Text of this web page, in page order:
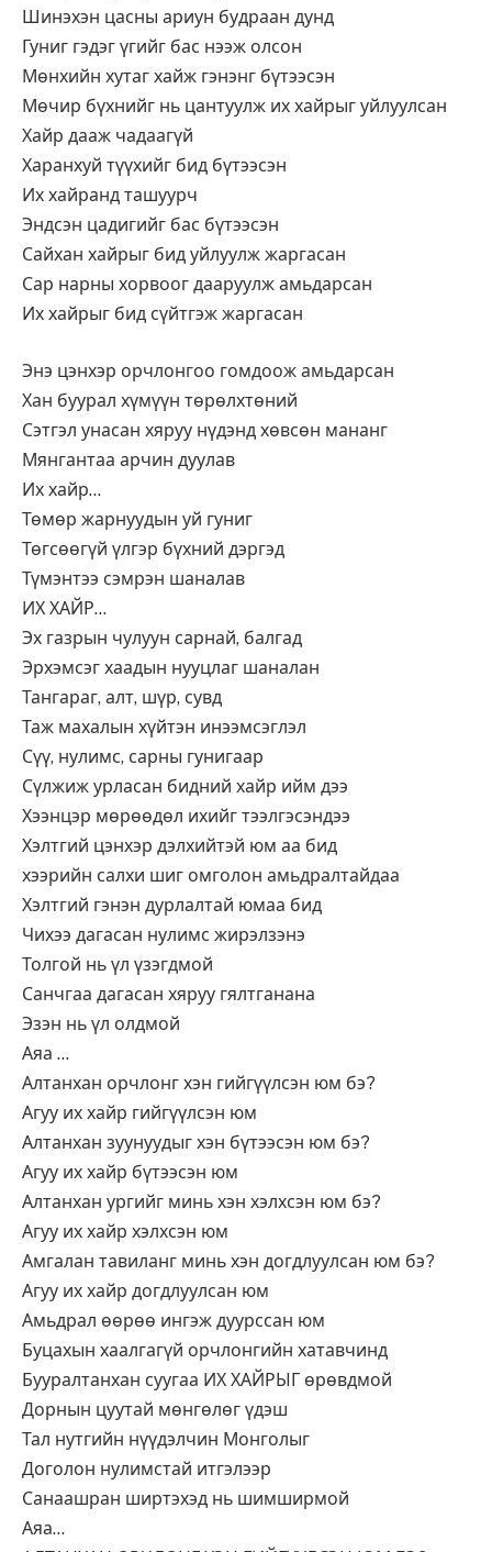
Шинэхэн цасны ариун будраан дунд
Гуниг гэдэг үгийг бас нээж олсон
Мөнхийн хутаг хайж гэнэнг бүтээсэн
Мөчир бүхнийг нь цантуулж их хайрыг уйлуулсан
Хайр дааж чадаагүй
Харанхуй түүхийг бид бүтээсэн
Их хайранд ташуурч
Эндсэн цадигийг бас бүтээсэн
Сайхан хайрыг бид уйлуулж жаргасан
Сар нарны хорвоог дааруулж амьдарсан
Их хайрыг бид сүйтгэж жаргасан
Энэ цэнхэр орчлонгоо гомдоож амьдарсан
Хан буурал хүмүүн төрөлхтөний
Сэтгэл унасан хяруу нүдэнд хөвсөн мананг
Мянгантаа арчин дуулав
Их хайр…
Төмөр жарнуудын уй гуниг
Төгсөөгүй үлгэр бүхний дэргэд
Түмэнтээ сэмрэн шаналав
ИХ ХАЙР…
Эх газрын чулуун сарнай, балгад
Эрхэмсэг хаадын нууцлаг шаналан
Тангараг, алт, шүр, сувд
Таж махалын хүйтэн инээмсэглэл
Сүү, нулимс, сарны гунигаар
Сүлжиж урласан бидний хайр ийм дээ
Хээнцэр мөрөөдөл ихийг тээлгэсэндээ
Хэлтгий цэнхэр дэлхийтэй юм аа бид
хээрийн салхи шиг омголон амьдралтайдаа
Хэлтгий гэнэн дурлалтай юмаа бид
Чихээ дагасан нулимс жирэлзэнэ
Толгой нь үл үзэгдмой
Санчгаа дагасан хяруу гялтганана
Эзэн нь үл олдмой
Аяа …
Алтанхан орчлонг хэн гийгүүлсэн юм бэ?
Агуу их хайр гийгүүлсэн юм
Алтанхан зуунуудыг хэн бүтээсэн юм бэ?
Агуу их хайр бүтээсэн юм
Алтанхан ургийг минь хэн хэлхсэн юм бэ?
Агуу их хайр хэлхсэн юм
Амгалан тавиланг минь хэн догдлуулсан юм бэ?
Агуу их хайр догдлуулсан юм
Амьдрал өөрөө ингэж дуурссан юм
Буцахын хаалгагүй орчлонгийн хатавчинд
Бууралтанхан суугаа ИХ ХАЙРЫГ өрөвдмой
Дорнын цуутай мөнгөлөг үдэш
Тал нутгийн нүүдэлчин Монголыг
Доголон нулимстай итгэлээр
Санаашран ширтэхэд нь шимширмой
Аяа…